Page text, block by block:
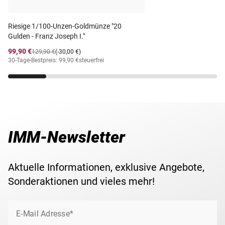
Lieferzeit 3-5 Werktage
Riesige 1/100-Unzen-Goldmünze "20
Gulden - Franz Joseph I."
99,90 €
(-30,00 €)
129,90 €
30-Tage-Bestpreis: 99,90 €steuerfrei
IMM-Newsletter
Aktuelle Informationen, exklusive Angebote,
Sonderaktionen und vieles mehr!
E-Mail Adresse*